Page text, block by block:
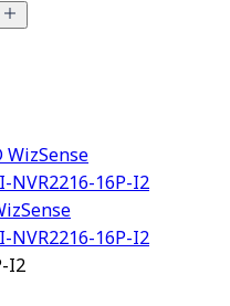
NVR2216-16P-I2
I2